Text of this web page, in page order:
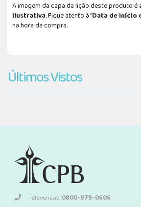
A imagem da capa da lição deste produto é
ilustrativa. Fique atento à “Data de início
na hora da compra.
Últimos Vistos
Televendas:0800-979-0606